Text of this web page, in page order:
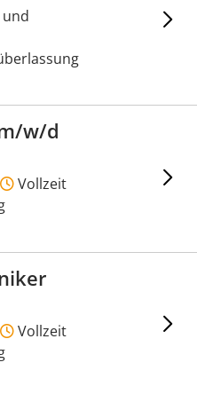
w/d
Vollzeit
Vollzeit